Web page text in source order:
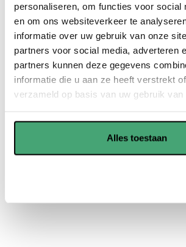
personaliseren, om functies voor social
en om ons websiteverkeer te
informatie over uw gebruik van onze
partners voor social media, adverteren
partners kunnen deze gegevens
informatie die u aan ze heeft verstrekt
verzameld op basis van uw gebruik
Alles toestaan
PVC vloeren zijn robuust en duurzaam.
nog jaren mee en spaart u veel geld uit
PVC vloeren zijn
tegen vocht, dus is voor verschillende
Offerte aanvragen